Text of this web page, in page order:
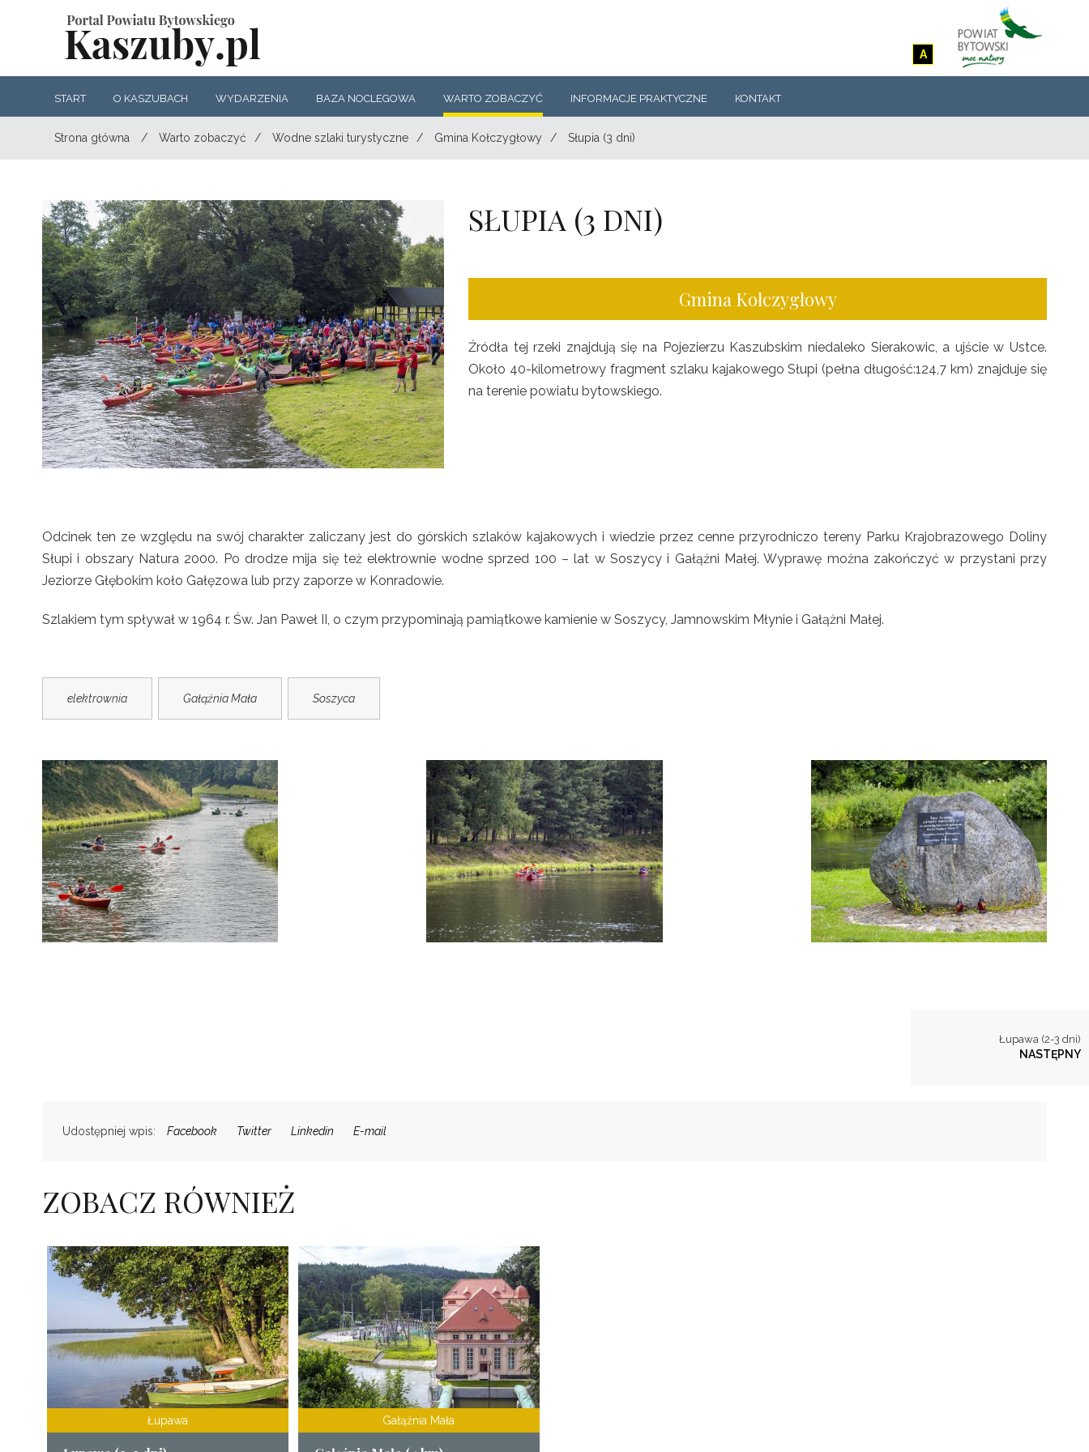
A
START O KASZUBACH WYDARZENIA BAZA NOCLEGOWA WARTO ZOBACZYĆ INFORMACJE PRAKTYCZNE KONTAKT
Strona główna / Warto zobaczyć / Wodne szlaki turystyczne / Gmina Kołczygłowy / Słupia (3 dni)
SŁUPIA (3 DNI)
Gmina Kołczygłowy
Źródła tej rzeki znajdują się na Pojezierzu Kaszubskim niedaleko Sierakowic, a ujście w Ustce.
Około 40-kilometrowy fragment szlaku kajakowego Słupi (pełna długość:124,7 km) znajduje się
na terenie powiatu bytowskiego.
Odcinek ten ze względu na swój charakter zaliczany jest do górskich szlaków kajakowych i wiedzie przez cenne przyrodniczo tereny Parku Krajobrazowego Doliny
Słupi i obszary Natura 2000. Po drodze mija się też elektrownie wodne sprzed 100 – lat w Soszycy i Gałąźni Małej. Wyprawę można zakończyć w przystani przy
Jeziorze Głębokim koło Gałęzowa lub przy zaporze w Konradowie.
Szlakiem tym spływał w 1964 r. Św. Jan Paweł II, o czym przypominają pamiątkowe kamienie w Soszycy, Jamnowskim Młynie i Gałążni Małej.
elektrownia Gałąźnia Mała Soszyca
Łupawa (2-3 dni)
NASTĘPNY
Udostępniej wpis: Facebook Twitter Linkedin E-mail
ZOBACZ RÓWNIEŻ
Łupawa Gałąźnia Mała